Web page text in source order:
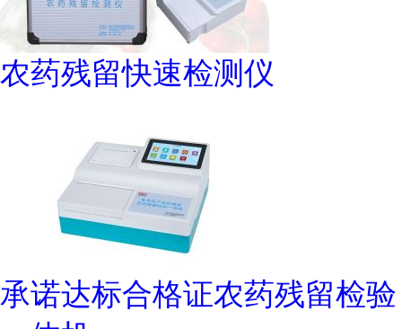
农药残留快速检测仪
承诺达标合格证农药残留检验